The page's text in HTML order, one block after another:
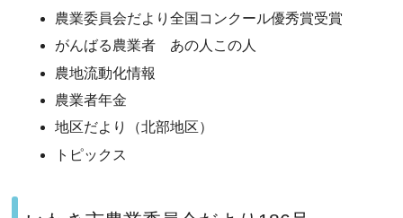
農業委員会だより全国コンクール優秀賞受賞
がんばる農業者 あの人この人
農地流動化情報
農業者年金
地区だより（北部地区）
トピックス